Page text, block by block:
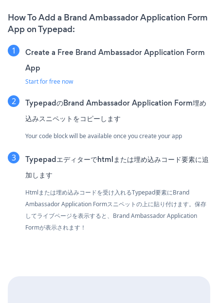
How To Add a Brand Ambassador Application Form
App on Typepad:
Create a Free Brand Ambassador Application Form
App
Start for free now
TypepadのBrand Ambassador Application Form埋め
込みスニペットをコピーします
Your code block will be available once you create your app
Typepadエディターでhtmlまたは埋め込みコード要素に追
加します
Htmlまたは埋め込みコードを受け入れるTypepad要素にBrand
Ambassador Application Formスニペットの上に貼り付けます。保存
してライブページを表示すると、Brand Ambassador Application
Formが表示されます！